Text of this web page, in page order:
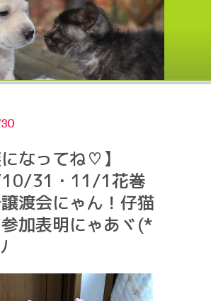
になってね♡】
31・11/1花巻
渡会にゃん！仔猫
加表明にゃあヾ(*